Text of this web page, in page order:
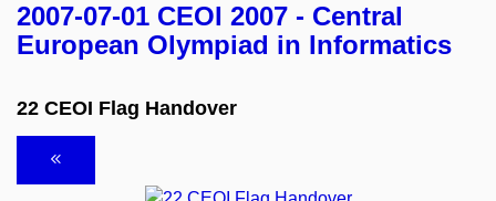
2007-07-01 CEOI 2007 - Central
European Olympiad in Informatics
22 CEOI Flag Handover